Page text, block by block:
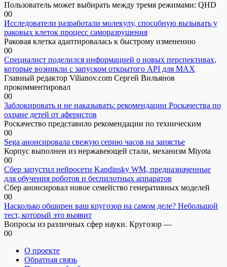
Пользователь может выбирать между тремя режимами: QHD
00
Исследователи разработали молекулу, способную вызывать у
раковых клеток процесс саморазрушения
Раковая клетка адаптировалась к быстрому изменению
00
Специалист поделился информацией о новых перспективах,
которые возникли с запуском открытого API для МАХ
Главный редактор Vilianov.com Сергей Вильянов
прокомментировал
00
Заблокировать и не наказывать: рекомендации Роскачества по
охране детей от аферистов
Роскачество представило рекомендации по техническим
00
Sega анонсировала свежую серию часов на запястье
Корпус выполнен из нержавеющей стали, механизм Miyota
00
Сбер запустил нейросети Kandinsky WM, предназначенные
для обучения роботов и беспилотных аппаратов
Сбер анонсировал новое семейство генеративных моделей
00
Насколько обширен ваш кругозор на самом деле? Небольшой
тест, который это выявит
Вопросы из различных сфер науки. Кругозор —
00
О проекте
Обратная связь